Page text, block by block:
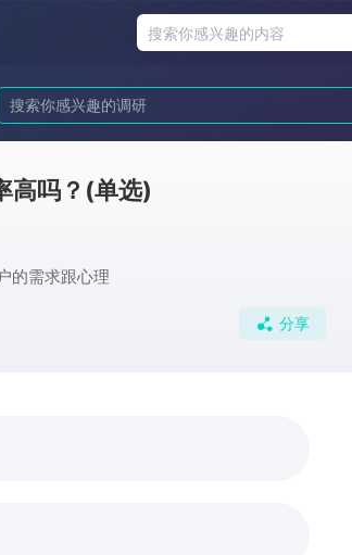
高吗？ (单选)
的需求跟心理
分享